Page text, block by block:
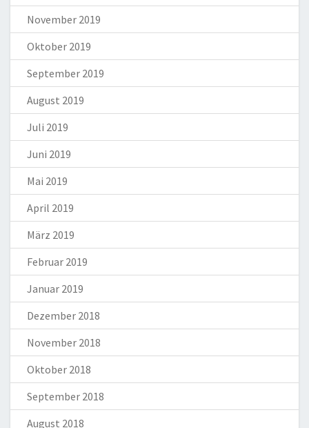
November 2019
Oktober 2019
September 2019
August 2019
Juli 2019
Juni 2019
Mai 2019
April 2019
März 2019
Februar 2019
Januar 2019
Dezember 2018
November 2018
Oktober 2018
September 2018
August 2018